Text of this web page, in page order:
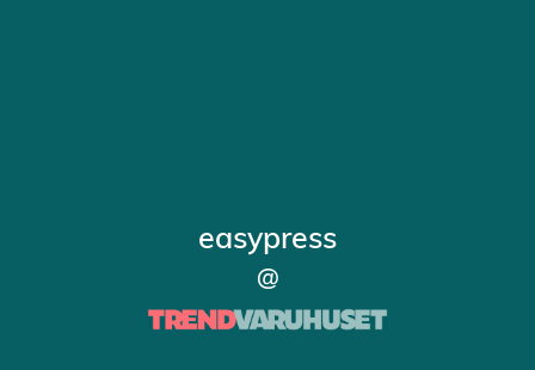
easypress
@